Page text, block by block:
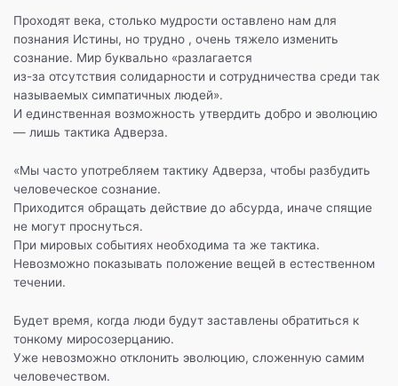
Проходят века, столько мудрости оставлено нам для
познания Истины, но трудно , очень тяжело изменить
сознание. Мир буквально «разлагается
из-за отсутствия солидарности и сотрудничества среди так
называемых симпатичных людей».
И единственная возможность утвердить добро и эволюцию
— лишь тактика Адверза.
«Мы часто употребляем тактику Адверза, чтобы разбудить
человеческое сознание.
Приходится обращать действие до абсурда, иначе спящие
не могут проснуться.
При мировых событиях необходима та же тактика.
Невозможно показывать положение вещей в естественном
течении.
Будет время, когда люди будут заставлены обратиться к
тонкому миросозерцанию.
Уже невозможно отклонить эволюцию, сложенную самим
человечеством.